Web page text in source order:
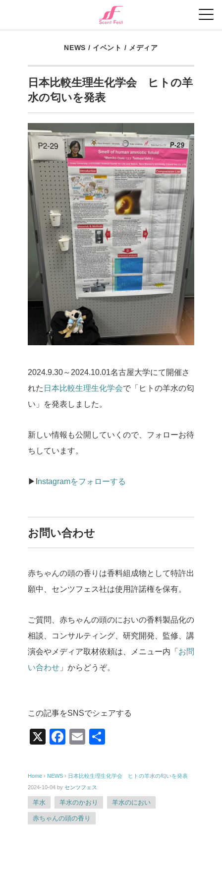
NEWS / イベント / メディア
日本比較生理生化学会 ヒトの羊
水の匂いを発表
2024.9.30～2024.10.01名古屋大学にて開催さ
れた 日本比較生理生化学会で「ヒトの羊水の匂
い」を発表しました。
新しい情報も公開していくので、フォローお待
ちしています。
▶I nstagramをフォローする
お問い合わせ
赤ちゃんの頭の香りは香料組成物として特許出
願中、センツフェス社は使用許諾権を保有。
ご質問、赤ちゃんの頭のにおいの香料製品化の
相談、コンサルティング、研究開発、監修、講
演会やメディア取材依頼は、メニュー内「 お問
い合わせ 」からどうぞ。
この記事をSNSでシェアする
X
F
e
b
o
E
Home › NEWS › 日本比較生理生化学会 ヒトの羊水の匂いを発表
2024-10-04 by センツフェス
羊水 羊水のかおり 羊水のにおい
赤ちゃんの頭の香り